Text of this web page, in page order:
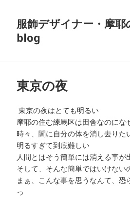
服飾デザイナー・摩耶
blog
東京の夜
東京の夜はとても明るい
摩耶の住む練馬区は田舎なのにな
時々、闇に自分の体を消し去りた
明るすぎて到底難しい
人間とはそう簡単には消える事が
そして、そんな簡単ではいけない
まぁ、こんな事を思うなんて、恐
っ